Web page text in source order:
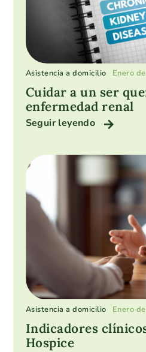
Asistencia a domicilio Enero
Cuidar a un ser
enfermedad renal
Seguir leyendo
Asistencia a domicilio Enero
Indicadores
Hospice